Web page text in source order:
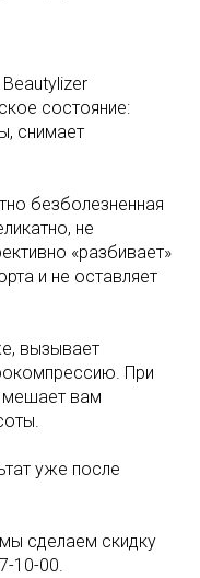
состояние:
снимает
безболезненная
не
«разбивает»
и не оставляет
вызывает
При
мешает вам
уже после
сделаем скидку
10-00.